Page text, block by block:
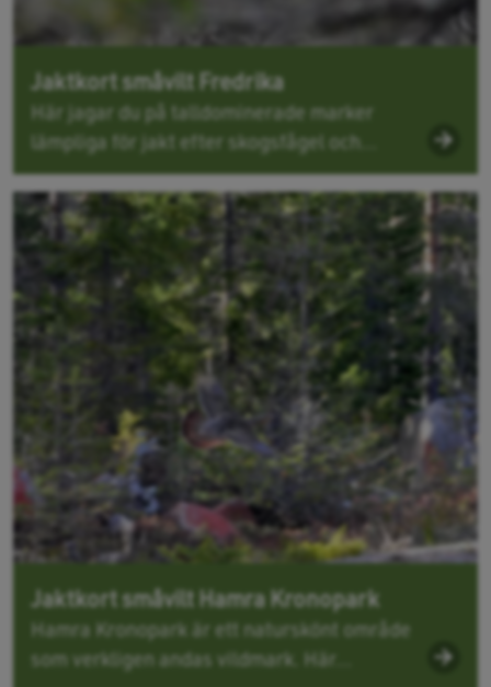
Jaktkort småvilt Fredrika
Här jagar du på talldominerade marker
lämpliga för jakt efter skogsfågel och...
Jaktkort småvilt Hamra Kronopark
Hamra Kronopark är ett naturskönt område
som verkligen andas vildmark. Här...